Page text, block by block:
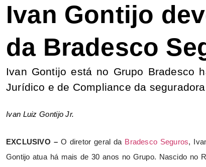
Ivan Gontijo
da Bradesco
Ivan Gontijo está no Grupo Bradesco
Jurídico e de Compliance da seguradora
Ivan Luiz Gontijo Jr.
EXCLUSIVO –O diretor geral da Bradesco Seguros,
Gontijo atua há mais de 30 anos no Grupo. Nascido no